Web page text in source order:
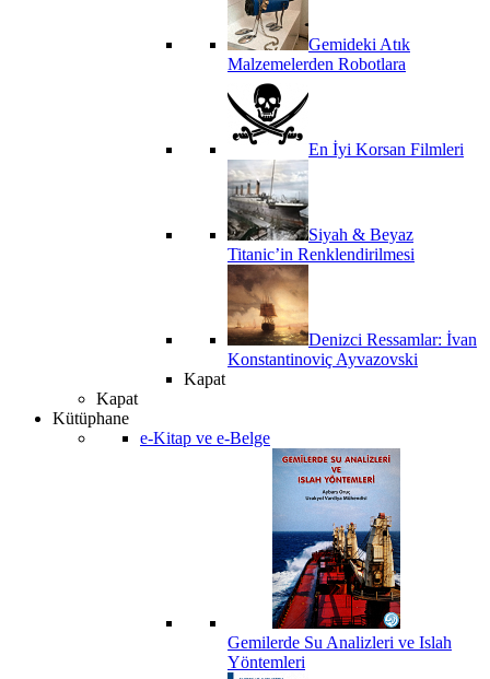
Gemideki Atık
Malzemelerden Robotlara
En İyi Korsan Filmleri
Siyah & Beyaz
Titanic’in Renklendirilmesi
Denizci Ressamlar: İvan
Konstantinoviç Ayvazovski
Kapat
Kapat
Kütüphane
e-Kitap ve e-Belge
Gemilerde Su Analizleri ve Islah
Yöntemleri